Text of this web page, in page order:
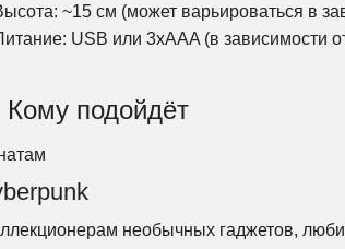
~15 см (может варьироваться в
USB или 3xAAA (в зависимости
Кому подойдёт
необычных гаджетов,